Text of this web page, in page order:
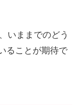
いままでのどう
ることが期待で